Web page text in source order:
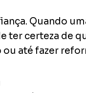
Quando
ter certeza de
até fazer